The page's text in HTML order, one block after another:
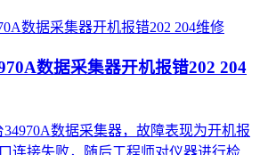
数据采集器开机报错202 204
数据采集器，故障表现为开机报
连接失败，随后工程师对仪器进行检...